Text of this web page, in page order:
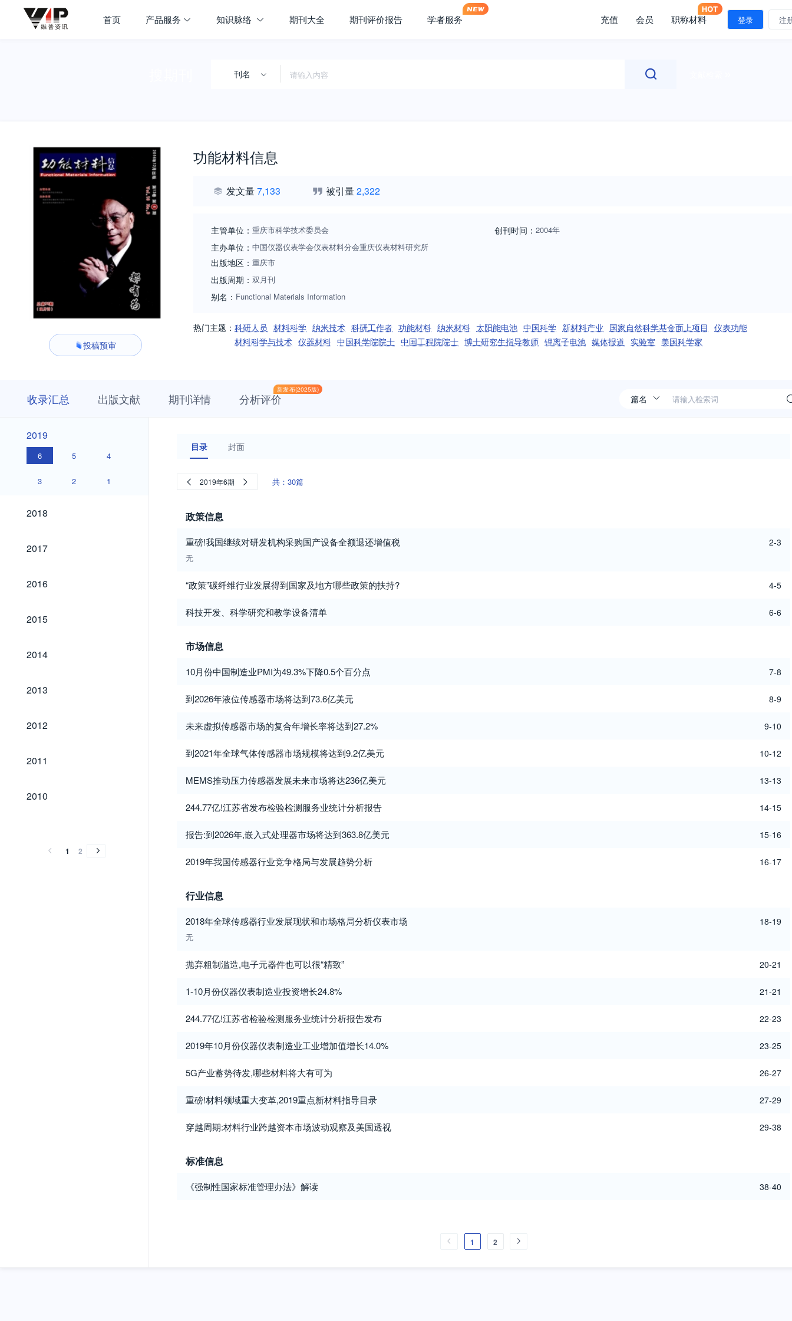
首页 产品服务 知识脉络 期刊大全 期刊评价报告 学者服务 充值 会员 职称材料 登录 注
刊名
投稿预审
功能材料信息
发文量7,133 被引量2,322
主管单位： 重庆市科学技术委员会
主办单位： 中国仪器仪表学会仪表材料分会重庆仪表材料研究所
出版地区： 重庆市
出版周期： 双月刊
别名： Functional Materials Information
创刊时间： 2004年
热门主题： 科研人员 材料科学 纳米技术 科研工作者 功能材料 纳米材料 太阳能电池 中国科学 新材料产业 国家自然科学基金面上项目 仪表功能
材料科学与技术 仪器材料 中国科学院院士 中国工程院院士 博士研究生指导教师 锂离子电池 媒体报道 实验室 美国科学家
收录汇总 出版文献 期刊详情
新发布(2025版)
分析评价
2019
2019
6 5 4
3 2 1
2018
2018
2017
2017
2016
2016
2015
2015
2014
2014
2013
2013
2012
2012
2011
2011
2010
2010
1 2
目录 封面
2019年6期 共：30篇
政策信息
重磅!我国继续对研发机构采购国产设备全额退还增值税
无
2-3
“政策”碳纤维行业发展得到国家及地方哪些政策的扶持? 4-5
科技开发、科学研究和教学设备清单 6-6
市场信息
10月份中国制造业PMI为49.3%下降0.5个百分点 7-8
到2026年液位传感器市场将达到73.6亿美元 8-9
未来虚拟传感器市场的复合年增长率将达到27.2% 9-10
到2021年全球气体传感器市场规模将达到9.2亿美元 10-12
MEMS推动压力传感器发展未来市场将达236亿美元 13-13
244.77亿!江苏省发布检验检测服务业统计分析报告 14-15
报告:到2026年,嵌入式处理器市场将达到363.8亿美元 15-16
2019年我国传感器行业竞争格局与发展趋势分析 16-17
行业信息
2018年全球传感器行业发展现状和市场格局分析仪表市场
无
18-19
拋弃粗制滥造,电子元器件也可以很“精致” 20-21
1-10月份仪器仪表制造业投资增长24.8% 21-21
244.77亿!江苏省检验检测服务业统计分析报告发布 22-23
2019年10月份仪器仪表制造业工业增加值增长14.0% 23-25
5G产业蓄势待发,哪些材料将大有可为 26-27
重磅!材料领域重大变革,2019重点新材料指导目录 27-29
穿越周期:材料行业跨越资本市场波动观察及美国透视 29-38
标准信息
《强制性国家标准管理办法》解读 38-40
1 2